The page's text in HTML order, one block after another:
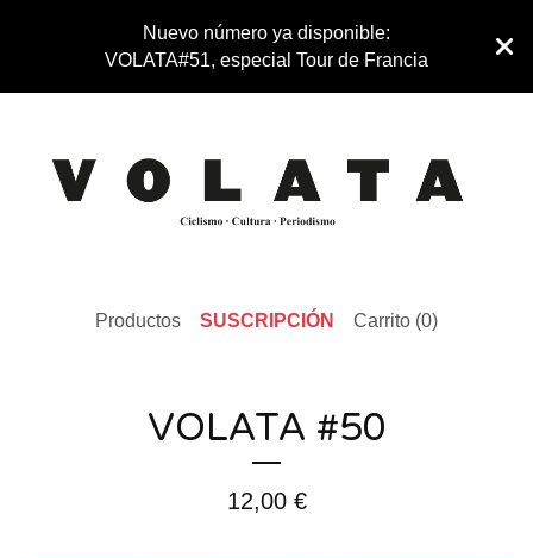
Nuevo número ya disponible:
VOLATA#51, especial Tour de Francia
Productos SUSCRIPCIÓN Carrito (0)
VOLATA #50
12,00 €